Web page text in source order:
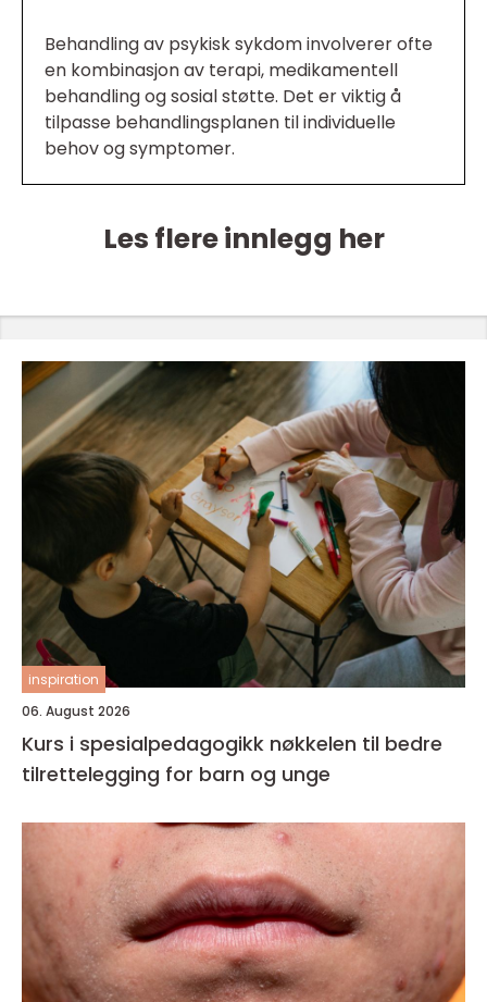
Behandling av psykisk sykdom involverer ofte
en kombinasjon av terapi, medikamentell
behandling og sosial støtte. Det er viktig å
tilpasse behandlingsplanen til individuelle
behov og symptomer.
Les flere innlegg her
inspiration
06. August 2026
Kurs i spesialpedagogikk nøkkelen til bedre
tilrettelegging for barn og unge